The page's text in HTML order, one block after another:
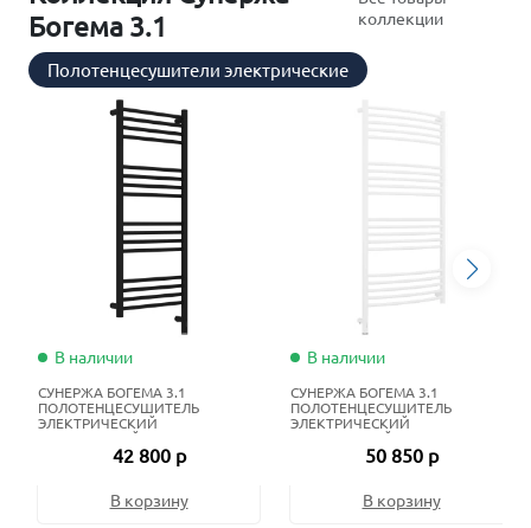
Богема 3.1
коллекции
Полотенцесушители электрические
В наличии
СУНЕРЖА БОГЕМА 3.1
ПОЛОТЕНЦЕСУШИТЕЛЬ
ЭЛЕКТРИЧЕСКИЙ
ЖИДКОСТНЫЙ 100Х40 СМ
МАТОВЫЙ ЧЁРНЫЙ
42 800 р
В корзину
В наличии
СУНЕРЖА БОГЕМА 3.1
ПОЛОТЕНЦЕСУШИТЕЛЬ
ЭЛЕКТРИЧЕСКИЙ
ЖИДКОСТНЫЙ 120Х60 СМ
МАТОВЫЙ БЕЛЫЙ
50 850 р
В корзину